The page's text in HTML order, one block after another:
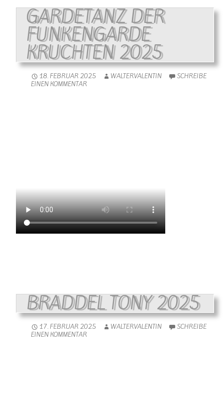
GARDETANZ DER
FUNKENGARDE
KRUCHTEN 2025
18. FEBRUAR 2025 WALTERVALENTIN
SCHREIBE
EINEN KOMMENTAR
BRADDEL TONY 2025
17. FEBRUAR 2025 WALTERVALENTIN
SCHREIBE
EINEN KOMMENTAR